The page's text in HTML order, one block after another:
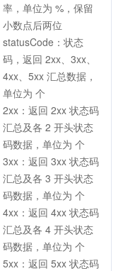
率，单位为 %，保留
小数点后两位
statusCode：状态
码，返回 2xx、3xx、
4xx、5xx 汇总数据，
单位为 个
2xx：返回 2xx 状态码
汇总及各 2 开头状态
码数据，单位为 个
3xx：返回 3xx 状态码
汇总及各 3 开头状态
码数据，单位为 个
4xx：返回 4xx 状态码
汇总及各 4 开头状态
码数据，单位为 个
5xx：返回 5xx 状态码